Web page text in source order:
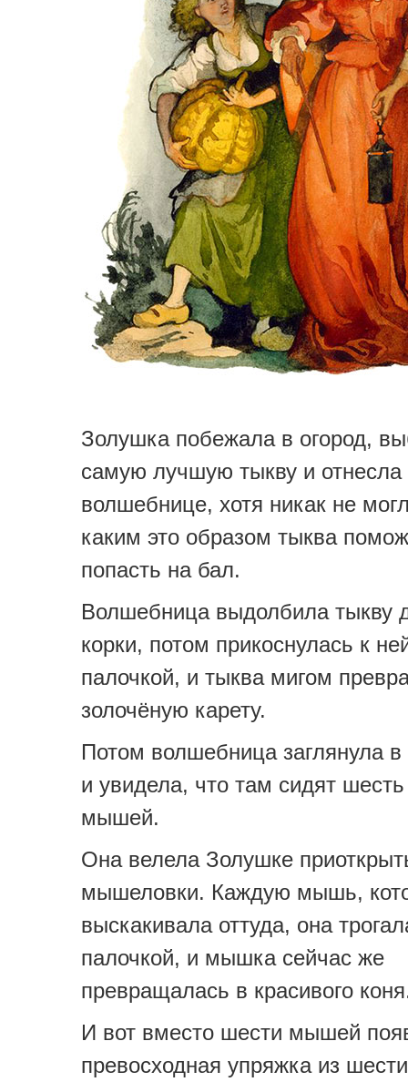
Золушка побежала в огород,
самую лучшую тыкву и отнесла
волшебнице, хотя никак не
каким это образом тыква
попасть на бал.
Волшебница выдолбила тыкву
корки, потом прикоснулась к
палочкой, и тыква мигом
золочёную карету.
Потом волшебница заглянула
и увидела, что там сидят
мышей.
Она велела Золушке
мышеловки. Каждую мышь,
выскакивала оттуда, она
палочкой, и мышка сейчас же
превращалась в красивого
И вот вместо шести мышей
превосходная упряжка из